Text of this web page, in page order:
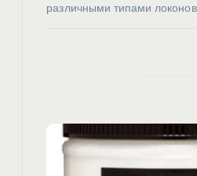
различными типами